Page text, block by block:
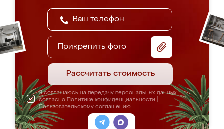
Прикрепить фото
Рассчитать стоимость
Я соглашаюсь на передачу персональных данных
согласно Политике конфиденциальности
Пользовательскому соглашению